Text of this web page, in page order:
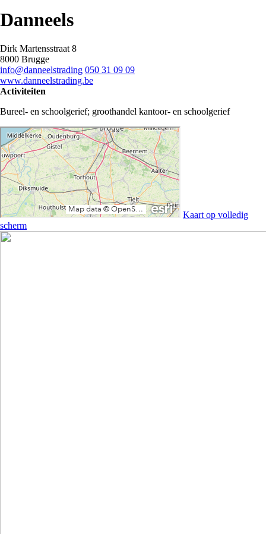
Danneels
Dirk Martensstraat 8
8000 Brugge
info@danneelstrading 050 31 09 09
www.danneelstrading.be
Activiteiten
Bureel- en schoolgerief; groothandel kantoor- en schoolgerief
Kaart op volledig
scherm